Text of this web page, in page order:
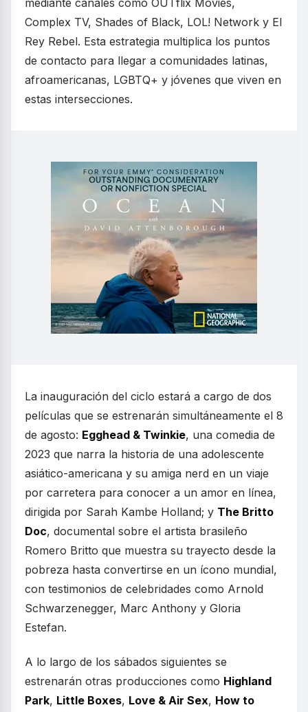
mediante canales como OUTflix Movies,
Complex TV, Shades of Black, LOL! Network y El
Rey Rebel. Esta estrategia multiplica los puntos
de contacto para llegar a comunidades latinas,
afroamericanas, LGBTQ+ y jóvenes que viven en
estas intersecciones.
La inauguración del ciclo estará a cargo de dos
películas que se estrenarán simultáneamente el 8
de agosto: Egghead & Twinkie, una comedia de
2023 que narra la historia de una adolescente
asiático-americana y su amiga nerd en un viaje
por carretera para conocer a un amor en línea,
dirigida por Sarah Kambe Holland; y The Britto
Doc, documental sobre el artista brasileño
Romero Britto que muestra su trayecto desde la
pobreza hasta convertirse en un ícono mundial,
con testimonios de celebridades como Arnold
Schwarzenegger, Marc Anthony y Gloria
Estefan.
A lo largo de los sábados siguientes se
estrenarán otras producciones como Highland
Park, Little Boxes, Love & Air Sex, How to